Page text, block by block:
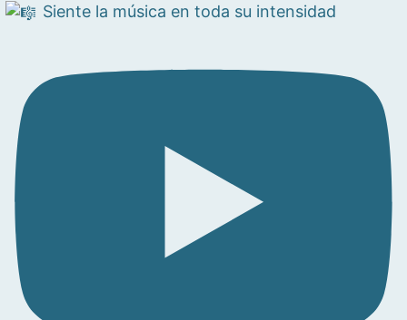
Siente la música en toda su intensidad